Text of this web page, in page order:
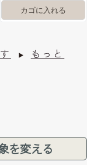
もっと
を変える